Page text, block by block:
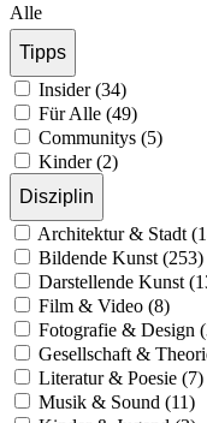
Alle
Tipps
Insider (34)
Für Alle (49)
Communitys (5)
Kinder (2)
Disziplin
Architektur & Stadt
Bildende Kunst (253)
Darstellende Kunst
Film & Video (8)
Fotografie & Design
Gesellschaft &
Literatur & Poesie (7)
Musik & Sound (11)